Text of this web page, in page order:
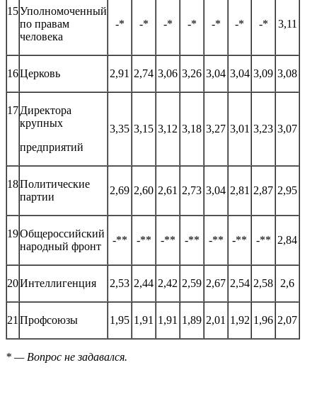
15Уполномоченный
по правам
человека
-* -* -* -* -* -* -* 3,11
16Церковь 2,91 2,74 3,06 3,26 3,04 3,04 3,09 3,08
17Директора
крупных
предприятий
3,35 3,15 3,12 3,18 3,27 3,01 3,23 3,07
18Политические
партии
2,69 2,60 2,61 2,73 3,04 2,81 2,87 2,95
19Общероссийский
народный фронт
-** -** -** -** -** -** -** 2,84
20Интеллигенция 2,53 2,44 2,42 2,59 2,67 2,54 2,58 2,6
21 Профсоюзы 1,95 1,91 1,91 1,89 2,01 1,92 1,96 2,07
* — Вопрос не задавался.